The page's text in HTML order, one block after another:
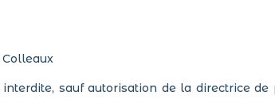
sauf autorisation de la directrice de